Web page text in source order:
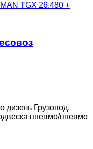
TGX 26.480 +
дизель Грузопод.
пневмо/пневмо